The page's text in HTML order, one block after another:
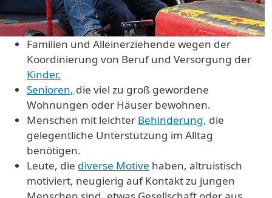
Familien und Alleinerziehende wegen der
Koordinierung von Beruf und Versorgung der
Kinder.
Senioren, die viel zu groß gewordene
Wohnungen oder Häuser bewohnen.
Menschen mit leichter Behinderung, die
gelegentliche Unterstützung im Alltag
benötigen.
Leute, die diverse Motive haben, altruistisch
motiviert, neugierig auf Kontakt zu jungen